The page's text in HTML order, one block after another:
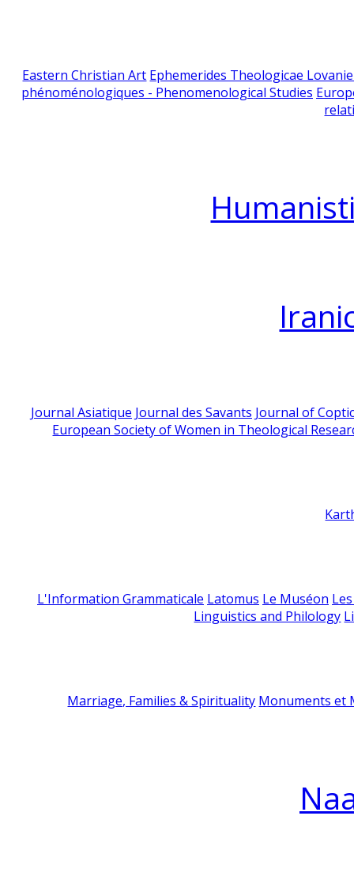
Eastern Christian Art Ephemerides Theologicae
phénoménologiques - Phenomenological Studies
Journal Asiatique Journal des Savants Journal of
European Society of Women in Theological
L'Information Grammaticale Latomus Le Muséon
Linguistics and Philology
Marriage, Families & Spirituality Monuments et